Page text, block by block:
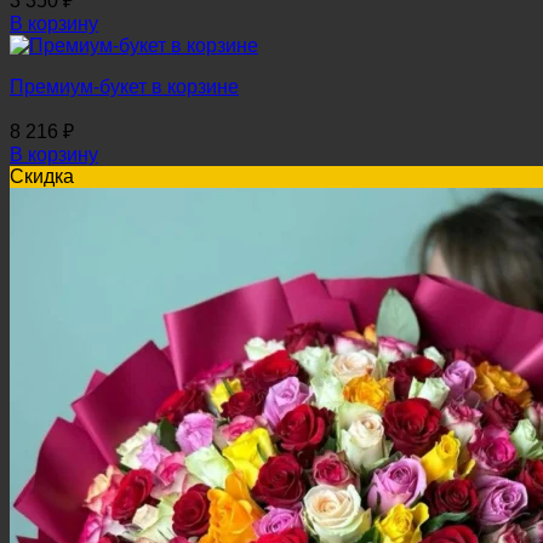
В корзину
Премиум-букет в корзине
8 216 ₽
В корзину
Скидка